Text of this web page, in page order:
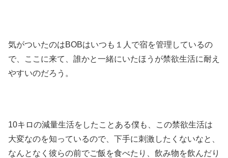
気がついたのはBOBはいつも１人で宿を管理しているの
で、ここに来て、誰かと一緒にいたほうが禁欲生活に耐え
やすいのだろう。
10キロの減量生活をしたことある僕も、この禁欲生活は
大変なのを知っているので、下手に刺激したくないなと、
なんとなく彼らの前でご飯を食べたり、飲み物を飲んだり